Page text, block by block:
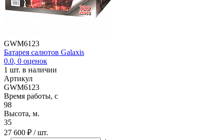
GWM6123
Батарея салютов Galaxis
0.0, 0 оценок
1 шт. в наличии
Артикул
GWM6123
Время работы, с
98
Высота, м.
35
27 600 ₽ / шт.